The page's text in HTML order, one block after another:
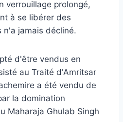
verrouillage prolongé,
à se libérer des
n'a jamais décliné.
d'être vendus en
au Traité d'Amritsar
a été vendu de
la domination
Maharaja Ghulab Singh